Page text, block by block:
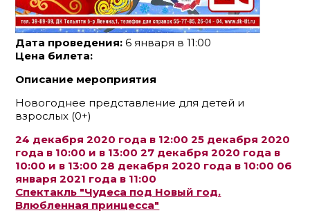
Дата проведения: 6 января в 11:00
Цена билета:
Описание мероприятия
Новогоднее представление для детей и
взрослых (0+)
24 декабря 2020 года в 12:00 25 декабря 2020
года в 10:00 и в 13:00 27 декабря 2020 года в
10:00 и в 13:00 28 декабря 2020 года в 10:00 06
января 2021 года в 11:00
Спектакль "Чудеса под Новый год.
Влюбленная принцесса"